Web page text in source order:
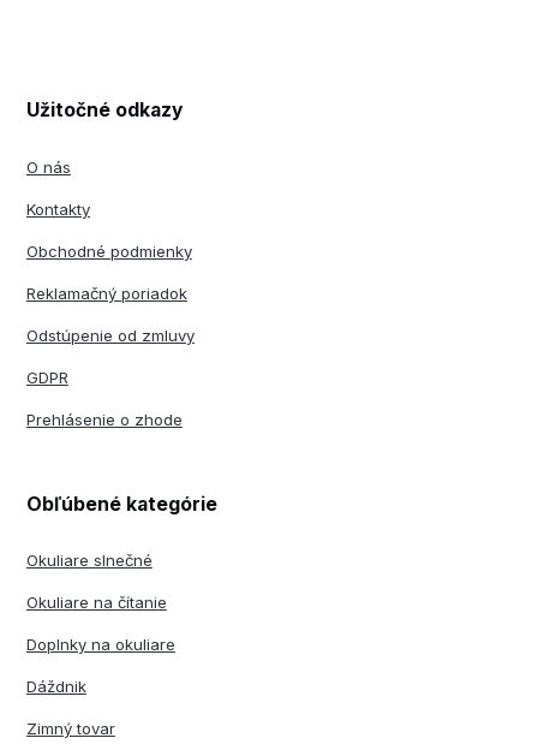
Užitočné odkazy
O nás
Kontakty
Obchodné podmienky
Reklamačný poriadok
Odstúpenie od zmluvy
GDPR
Prehlásenie o zhode
Obľúbené kategórie
Okuliare slnečné
Okuliare na čítanie
Doplnky na okuliare
Dáždnik
Zimný tovar